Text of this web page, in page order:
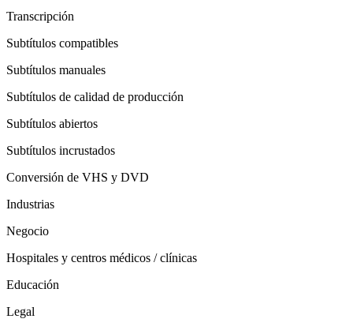
Transcripción
Subtítulos compatibles
Subtítulos manuales
Subtítulos de calidad de producción
Subtítulos abiertos
Subtítulos incrustados
Conversión de VHS y DVD
Industrias
Negocio
Hospitales y centros médicos / clínicas
Educación
Legal